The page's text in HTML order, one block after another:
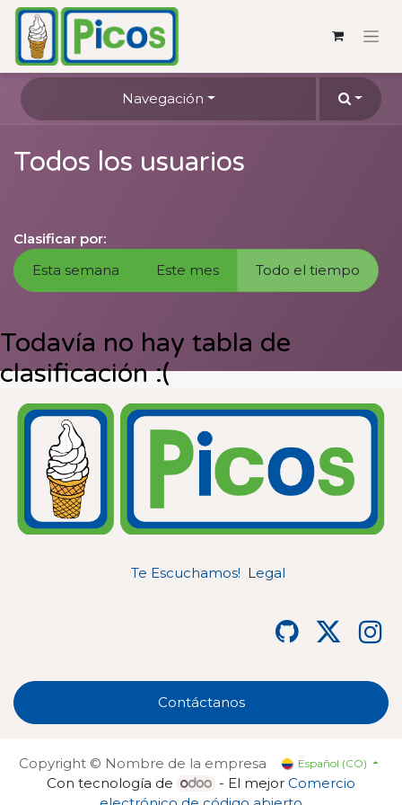
Navegación
Todos los usuarios
Clasificar por:
Esta semana
Este mes Todo el tiempo
Todavía no hay tabla de
clasificación :(
Te Escuchamos! Legal
Contáctanos
Copyright © Nombre de la empresa Español (CO)
Con tecnología de - El mejorComercio